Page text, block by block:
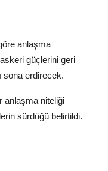
anlaşma
güçlerini geri
sona erdirecek.
anlaşma niteliği
sürdüğü belirtildi.